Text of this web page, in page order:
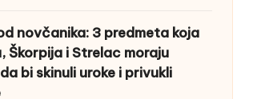
novčanika: 3 predmeta koja
Škorpija i Strelac moraju
bi skinuli uroke i privukli